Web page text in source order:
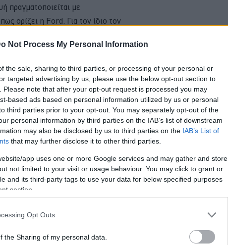
Not Process My Personal Information
the sale, sharing to third parties, or processing of your personal or
targeted advertising by us, please use the below opt-out section to
Please note that after your opt-out request is processed you may
based ads based on personal information utilized by us or personal
third parties prior to your opt-out. You may separately opt-out of the
personal information by third parties on the IAB’s list of downstream
may also be disclosed by us to third parties on the IAB’s List of
that may further disclose it to other third parties.
app uses one or more Google services and may gather and store
not limited to your visit or usage behaviour. You may click to grant or
and its third-party tags to use your data for below specified purposes
section.
Opt Outs
the Sharing of my personal data.
πραγματοποιείται με
ορίζει η Ford. Για τον ίδιο τον
σε ένα όχημα το οποίο
την ποιότητα κατασκευής, την ασφάλεια
ΣΤΗΝ ΑUTECO
RENAULT
ΓΙΑ ΤΟ ΑΥΤΟΚΙΝΗΤΟ
ΕΥΡΩ